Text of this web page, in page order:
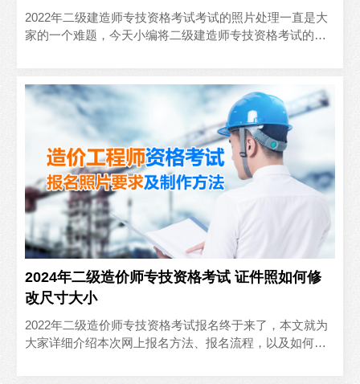
2022年二级建造师专技资格考试考试的照片处理一直是大
家的一个难题，今天小编将二级建造师专技资格考试的信
2024年二级造价师专技资格考试 证件照如何修
改尺寸大小
2022年二级造价师专技资格考试报名终于来了，本文就为
大家详细介绍本次网上报名方法、报名流程，以及如何手